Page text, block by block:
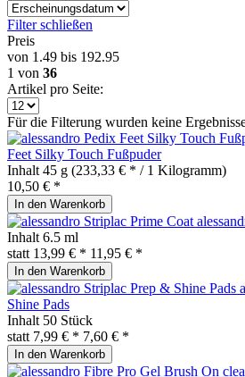
Filter schließen
Preis
von 1.49 bis 192.95
1 von 36
Artikel pro Seite:
Für die Filterung wurden keine
Feet Silky Touch Fußpuder
Inhalt 45 g (233,33 € * / 1 Kilogramm)
10,50 € *
In den Warenkorb
Inhalt 6.5 ml
statt 13,99 € * 11,95 € *
In den Warenkorb
Shine Pads
Inhalt 50 Stück
statt 7,99 € * 7,60 € *
In den Warenkorb